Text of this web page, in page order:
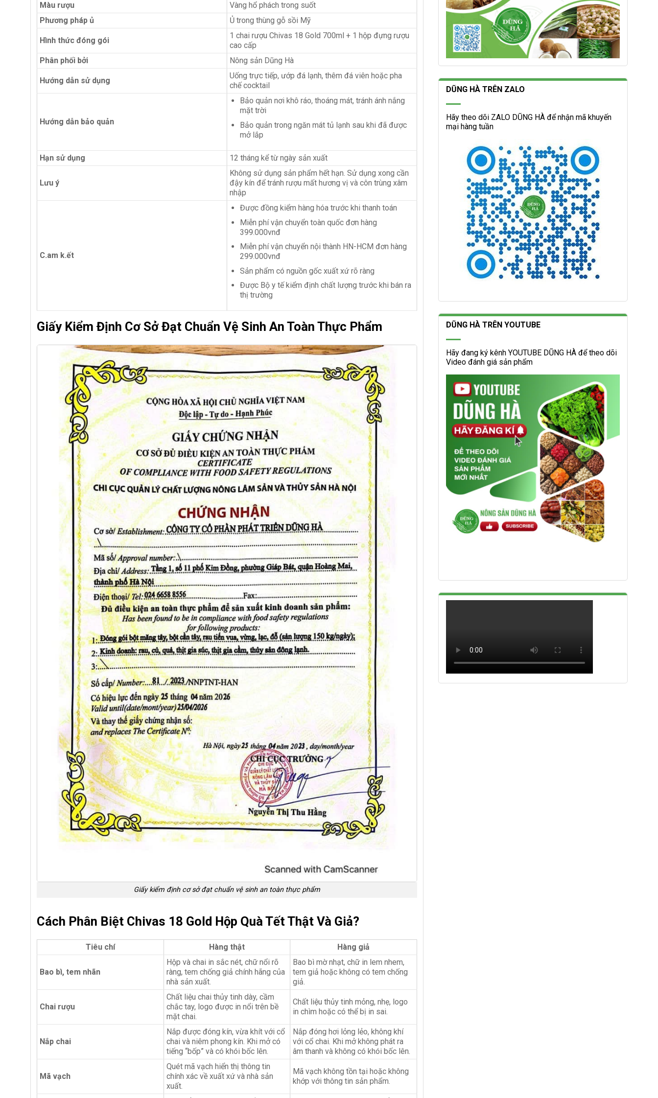
Màu rượu
Vàng hổ phách trong suốt
Phương pháp ủ
Ủ trong thùng gỗ sồi Mỹ
Hình thức đóng gói
1 chai rượu Chivas 18 Gold 700ml + 1 hộp đựng rượu
cao cấp
Phân phối bởi
Nông sản Dũng Hà
Hướng dẫn sử dụng
Uống trực tiếp, ướp đá lạnh, thêm đá viên hoặc pha
chế cocktail
Hướng dẫn bảo quản
Bảo quản nơi khô ráo, thoáng mát, tránh ánh nắng
mặt trời
Bảo quản trong ngăn mát tủ lạnh sau khi đã được
mở lắp
Hạn sử dụng 12 tháng kể từ ngày sản xuất
Lưu ý
Không sử dụng sản phẩm hết hạn. Sử dụng xong cần
đậy kín để tránh rượu mất hương vị và côn trùng xâm
nhập
C.am k.ết
Được đồng kiểm hàng hóa trước khi thanh toán
Miễn phí vận chuyển toàn quốc đơn hàng
399.000vnđ
Miễn phí vận chuyển nội thành HN-HCM đơn hàng
299.000vnđ
Sản phẩm có nguồn gốc xuất xứ rõ ràng
Được Bộ y tế kiểm định chất lượng trước khi bán ra
thị trường
Giấy Kiểm Định Cơ Sở Đạt Chuẩn Vệ Sinh An Toàn Thực Phẩm
Giấy kiểm định cơ sở đạt chuẩn vệ sinh an toàn thực phẩm
Cách Phân Biệt Chivas 18 Gold Hộp Quà Tết Thật Và Giả?
Tiêu chí Hàng thật Hàng giả
Bao bì, tem nhãn
Hộp và chai in sắc nét, chữ nổi rõ
ràng, tem chống giả chính hãng của
nhà sản xuất.
Bao bì mờ nhạt, chữ in lem nhem,
tem giả hoặc không có tem chống
giả.
Chai rượu
Chất liệu chai thủy tinh dày, cầm
chắc tay, logo được in nổi trên bề
mặt chai.
Chất liệu thủy tinh mỏng, nhẹ, logo
in chìm hoặc có thể bị in sai.
Nắp chai
Nắp được đóng kín, vừa khít với cổ
chai và niêm phong kín. Khi mở có
tiếng “bốp” và có khói bốc lên.
Nắp đóng hơi lỏng lẻo, không khí
với cổ chai. Khi mở không phát ra
âm thanh và không có khói bốc lên.
Mã vạch
Quét mã vạch hiển thị thông tin
chính xác về xuất xứ và nhà sản
xuất.
Mã vạch không tồn tại hoặc không
khớp với thông tin sản phẩm.
DŨNG HÀ TRÊN ZALO
Hãy theo dõi ZALO DŨNG HÀ để nhận mã khuyến
mại hàng tuần
DŨNG HÀ TRÊN YOUTUBE
Hãy đang ký kênh YOUTUBE DŨNG HÀ để theo dõi
Video đánh giá sản phẩm